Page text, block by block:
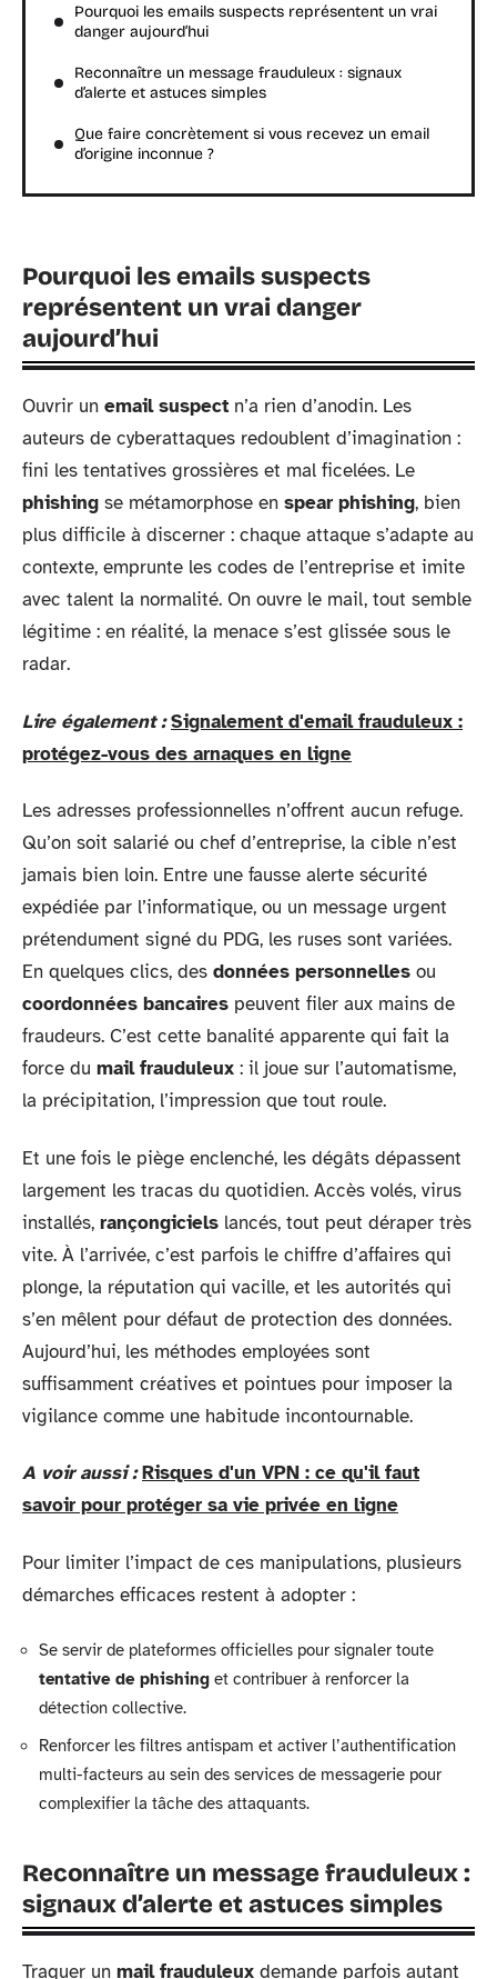
Pourquoi les emails suspects représentent un vrai
danger aujourd’hui
Reconnaître un message frauduleux : signaux
d’alerte et astuces simples
Que faire concrètement si vous recevez un email
d’origine inconnue ?
Pourquoi les emails suspects
représentent un vrai danger
aujourd’hui
Ouvrir un email suspect n’a rien d’anodin. Les
auteurs de cyberattaques redoublent d’imagination :
fini les tentatives grossières et mal ficelées. Le
phishing se métamorphose en spear phishing, bien
plus difficile à discerner : chaque attaque s’adapte au
contexte, emprunte les codes de l’entreprise et imite
avec talent la normalité. On ouvre le mail, tout semble
légitime : en réalité, la menace s’est glissée sous le
radar.
Lire également : Signalement d'email frauduleux :
protégez-vous des arnaques en ligne
Les adresses professionnelles n’offrent aucun refuge.
Qu’on soit salarié ou chef d’entreprise, la cible n’est
jamais bien loin. Entre une fausse alerte sécurité
expédiée par l’informatique, ou un message urgent
prétendument signé du PDG, les ruses sont variées.
En quelques clics, des données personnelles ou
coordonnées bancaires peuvent filer aux mains de
fraudeurs. C’est cette banalité apparente qui fait la
force du mail frauduleux : il joue sur l’automatisme,
la précipitation, l’impression que tout roule.
Et une fois le piège enclenché, les dégâts dépassent
largement les tracas du quotidien. Accès volés, virus
installés, rançongiciels lancés, tout peut déraper très
vite. À l’arrivée, c’est parfois le chiffre d’affaires qui
plonge, la réputation qui vacille, et les autorités qui
s’en mêlent pour défaut de protection des données.
Aujourd’hui, les méthodes employées sont
suffisamment créatives et pointues pour imposer la
vigilance comme une habitude incontournable.
A voir aussi : Risques d'un VPN : ce qu'il faut
savoir pour protéger sa vie privée en ligne
Pour limiter l’impact de ces manipulations, plusieurs
démarches efficaces restent à adopter :
Se servir de plateformes officielles pour signaler toute
tentative de phishing et contribuer à renforcer la
détection collective.
Renforcer les filtres antispam et activer l’authentification
multi-facteurs au sein des services de messagerie pour
complexifier la tâche des attaquants.
Reconnaître un message frauduleux :
signaux d’alerte et astuces simples
Traquer un mail frauduleux demande parfois autant